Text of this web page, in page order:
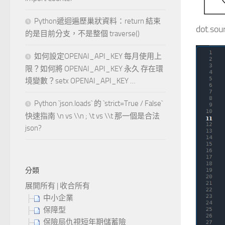
Python遞迴遍歷巢狀資料：return 結束
的是目前分支，不是整個 traverse()
如何設定OPENAI_API_KEY 每月使用上
限？如何將 OPENAI_API_KEY 永久 存在環
境變數？setx OPENAI_API_KEY …
Python `json.loads` 的 `strict=True / False`
快速指南 \n vs \\n ; \t vs \\t 那一個是合法
json?
分類
展開所有 | 收合所有
中小企業
保障型
保險局仇視短年期儲蓄險